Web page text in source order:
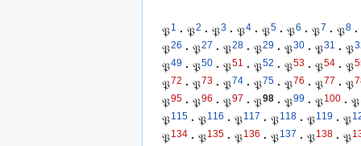
𝔓1 · 𝔓2 · 𝔓3 · 𝔓4 · 𝔓5 · 𝔓6 · 𝔓7 · 𝔓8 ·
𝔓26 · 𝔓27 · 𝔓28 · 𝔓29 · 𝔓30 · 𝔓31 · 𝔓
𝔓49 · 𝔓50 · 𝔓51 · 𝔓52 · 𝔓53 · 𝔓54 · 𝔓
𝔓72 · 𝔓73 · 𝔓74 · 𝔓75 · 𝔓76 · 𝔓77 · 𝔓
𝔓95 · 𝔓96 · 𝔓97 · 𝔓98 · 𝔓99 · 𝔓100 · 𝔓
𝔓115 · 𝔓116 · 𝔓117 · 𝔓118 · 𝔓119 · 𝔓
𝔓134 · 𝔓135 · 𝔓136 · 𝔓137 · 𝔓138 · 𝔓